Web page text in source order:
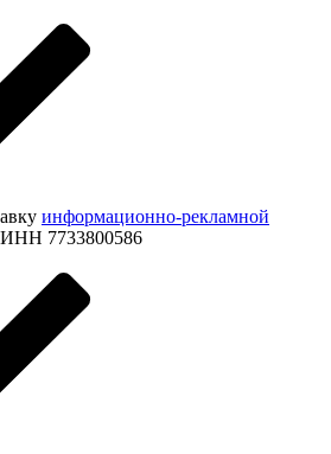
информационно-рекламной
ИНН 7733800586